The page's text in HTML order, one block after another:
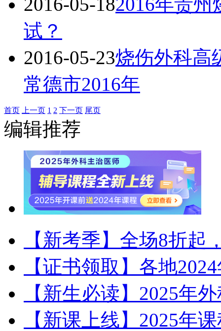
试？
2016-05-23烧伤外科高
常德市2016年
首页 上一页 1 2 下一页 尾页
编辑推荐
【新考季】全场8折起
【证书领取】各地
【新生必读】2025年
【新课上线】2025年